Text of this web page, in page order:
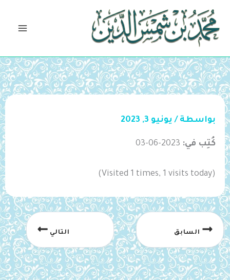
تخطي
المحتوى
بواسطة / يونيو 3, 2023
كُتِب في: 2023-06-03
(Visited 1 times, 1 visits today)
السابق التالي